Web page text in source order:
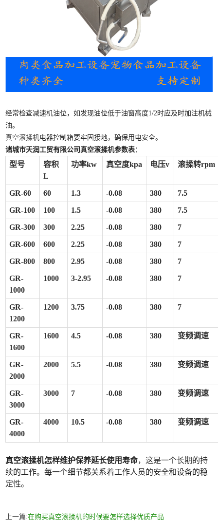
经常检查减速机油位，如发现油位低于油窗高度1/2时应及时加注机械
油。
真空滚揉机电器控制箱要牢固接地，确保用电安全。
诸城市天润工贸有限公司真空滚揉机参数表：
型号
容积
L
功率kw 真空度kpa 电压v 滚揉转rpm
GR-60 60 1.3 -0.08 380 7.5
GR-100 100 1.5 -0.08 380 7.5
GR-300 300 2.25 -0.08 380 7
GR-600 600 2.25 -0.08 380 7
GR-800 800 2.95 -0.08 380 7
GR-
1000
1000 3-2.95 -0.08 380 7
GR-
1200
1200 3.75 -0.08 380 7
GR-
1600
1600 4.5 -0.08 380 变频调速
GR-
2000
2000 5.5 -0.08 380 变频调速
GR-
3000
3000 7 -0.08 380 变频调速
GR-
4000
4000 10.5 -0.08 380 变频调速
真空滚揉机怎样维护保养延长使用寿命，这是一个长期的持
续的工作。每一个细节都关系着工作人员的安全和设备的稳
定性。
上一篇:在购买真空滚揉机的时候要怎样选择优质产品